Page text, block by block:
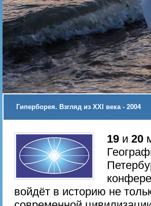
Гиперборея. Взгляд из XXI века - 2004
19 и 20
войдёт в историю не